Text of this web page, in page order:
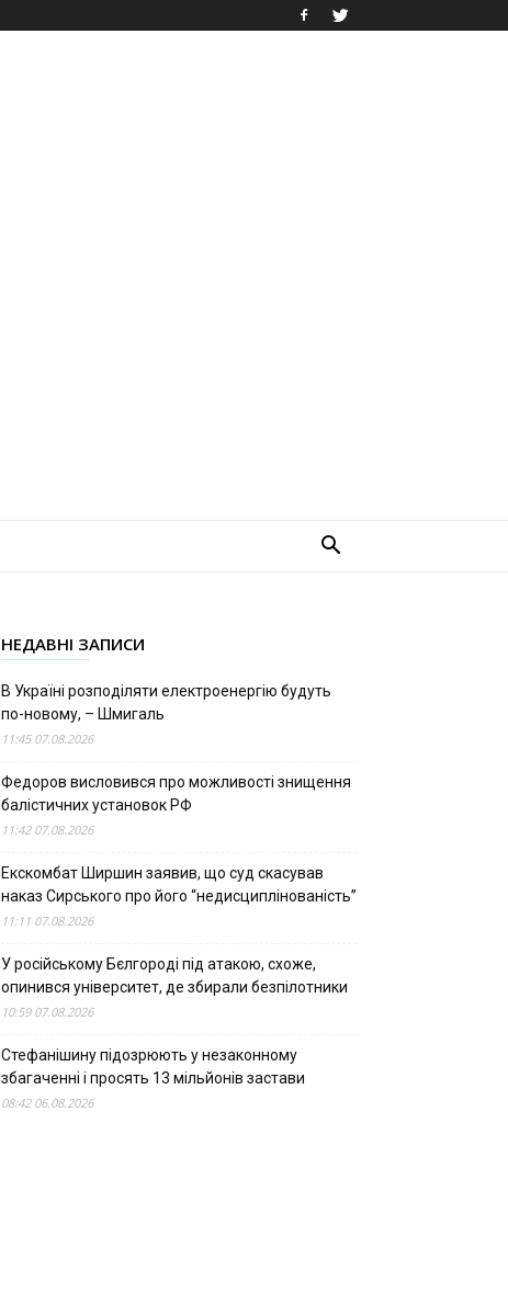
НЕДАВНІ ЗАПИСИ
В Україні розподіляти електроенергію будуть
по-новому, – Шмигаль
11:45 07.08.2026
Федоров висловився про можливості знищення
балістичних установок РФ
11:42 07.08.2026
Екскомбат Ширшин заявив, що суд скасував
наказ Сирського про його “недисциплінованість”
11:11 07.08.2026
У російському Бєлгороді під атакою, схоже,
опинився університет, де збирали безпілотники
10:59 07.08.2026
Стефанішину підозрюють у незаконному
збагаченні і просять 13 мільйонів застави
08:42 06.08.2026